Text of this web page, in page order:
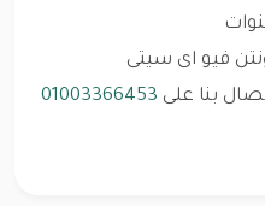
فيو اى سيتى
بنا على 01003366453